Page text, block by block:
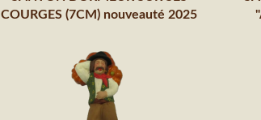
COURGES (7CM) nouveauté 2025